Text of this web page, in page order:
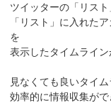
ツイッターの「リス
「リスト」に入れた
を
表示したタイムライン
見なくても良いタイ
効率的に情報収集がで